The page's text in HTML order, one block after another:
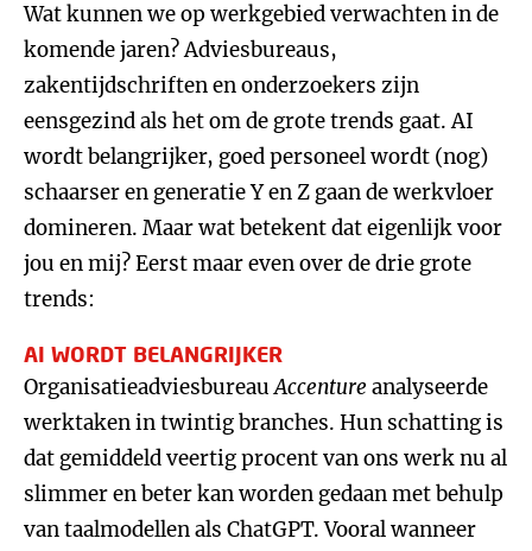
Wat kunnen we op werkgebied verwachten in de
komende jaren? Adviesbureaus,
zakentijdschriften en onderzoekers zijn
eensgezind als het om de grote trends gaat. AI
wordt belangrijker, goed personeel wordt (nog)
schaarser en generatie Y en Z gaan de werkvloer
domineren. Maar wat betekent dat eigenlijk voor
jou en mij? Eerst maar even over de drie grote
trends:
AI WORDT BELANGRIJKER
OrganisatieadviesbureauAccenture analyseerde
werktaken in twintig branches. Hun schatting is
dat gemiddeld veertig procent van ons werk nu al
slimmer en beter kan worden gedaan met behulp
van taalmodellen als ChatGPT. Vooral wanneer